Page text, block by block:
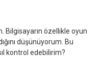
Bilgisayarın özellikle oyun
düşünüyorum. Bu
kontrol edebilirim?